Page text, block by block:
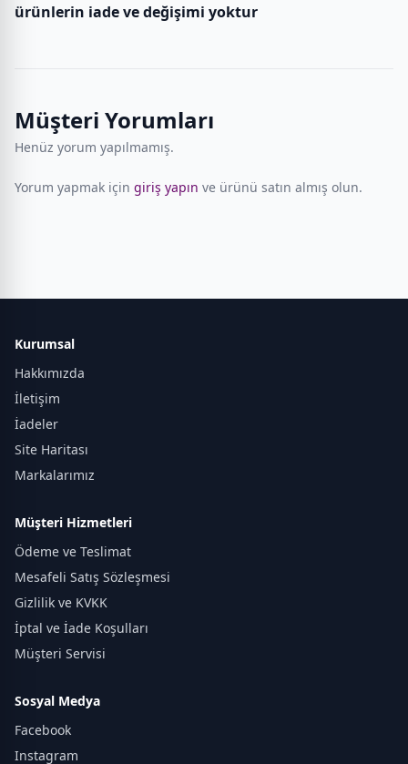
ürünlerin iade ve değişimi yoktur
Müşteri Yorumları
Henüz yorum yapılmamış.
Yorum yapmak için giriş yapın ve ürünü satın almış olun.
Kurumsal
Hakkımızda
İletişim
İadeler
Site Haritası
Markalarımız
Müşteri Hizmetleri
Ödeme ve Teslimat
Mesafeli Satış Sözleşmesi
Gizlilik ve KVKK
İptal ve İade Koşulları
Müşteri Servisi
Sosyal Medya
Facebook
Instagram